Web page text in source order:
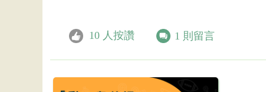
10 人按讚 1 則留言